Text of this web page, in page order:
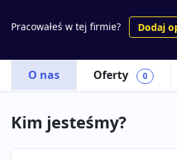
Pracowałeś w tej firmie? Dodaj
O nas Oferty 0
Kim jesteśmy?